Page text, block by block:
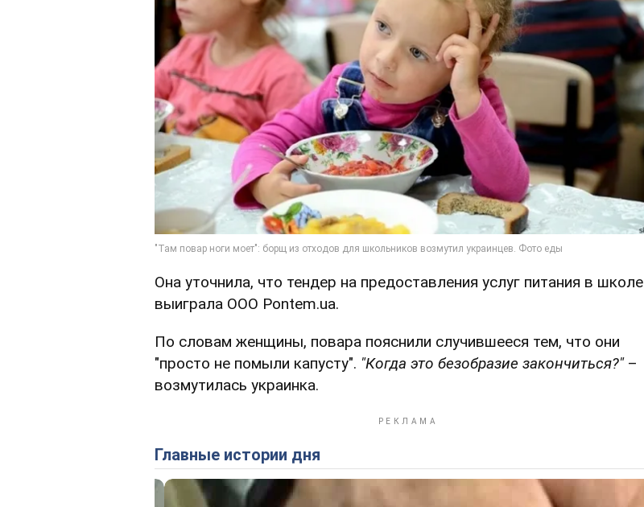
Она уточнила, что тендер на предоставления услуг питания в школе
выиграла ООО Pontem.ua.
По словам женщины, повара пояснили случившееся тем, что они
"просто не помыли капусту". "Когда это безобразие закончиться?"–
возмутилась украинка.
Главные истории дня